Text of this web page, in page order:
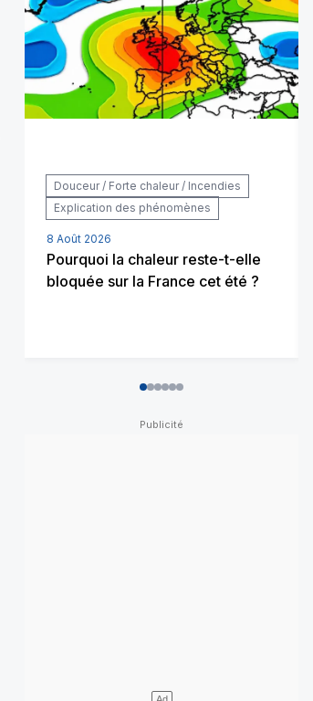
Douceur / Forte chaleur / Incendies
Explication des phénomènes
8 Août 2026
Pourquoi la chaleur reste-t-elle
bloquée sur la France cet été ?
012345